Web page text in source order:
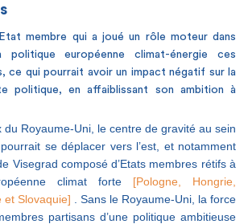
Etat membre qui a joué un rôle moteur dans
politique européenne climat-énergie ces
ce qui pourrait avoir un impact négatif sur la
politique, en affaiblissant son ambition à
du Royaume-Uni, le centre de gravité au sein
se déplacer vers l’est, et notamment
Visegrad composé d’Etats membres rétifs à
climat forte [Pologne, Hongrie,
et Slovaquie]
Sans le Royaume-Uni, la force
partisans d’une politique ambitieuse